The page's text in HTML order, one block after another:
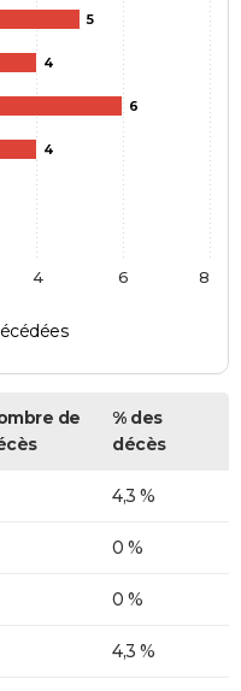
5
4
6
4
4 6 8
de
% des
décès
4,3 %
0 %
0 %
4,3 %